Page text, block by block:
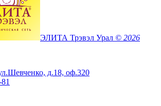
ЭЛИТА Трэвэл Урал © 2026
д.18, оф.320